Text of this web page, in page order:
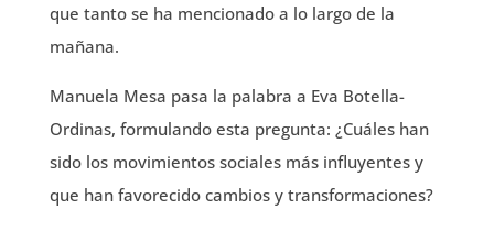
que tanto se ha mencionado a lo largo de la
mañana.
Manuela Mesa pasa la palabra a Eva Botella-
Ordinas, formulando esta pregunta: ¿Cuáles han
sido los movimientos sociales más influyentes y
que han favorecido cambios y transformaciones?